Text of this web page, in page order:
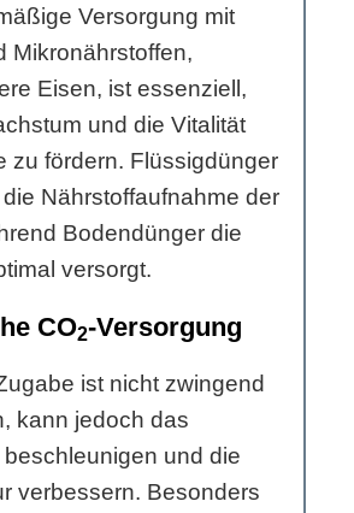
Versorgung mit
Mikronährstoffen,
Eisen, ist essenziell,
und die Vitalität
zu fördern. Flüssigdünger
Nährstoffaufnahme der
Bodendünger die
versorgt.
CO2-Versorgung
ist nicht zwingend
kann jedoch das
und die
verbessern. Besonders